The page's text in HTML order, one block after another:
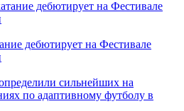
дебютирует на Фестивале